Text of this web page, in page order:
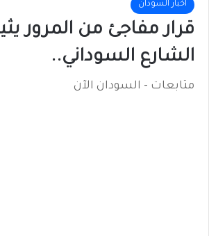
اخبار السودان
قرار مفاجئ من المرور
الشارع السوداني..
متابعات - السودان الآن